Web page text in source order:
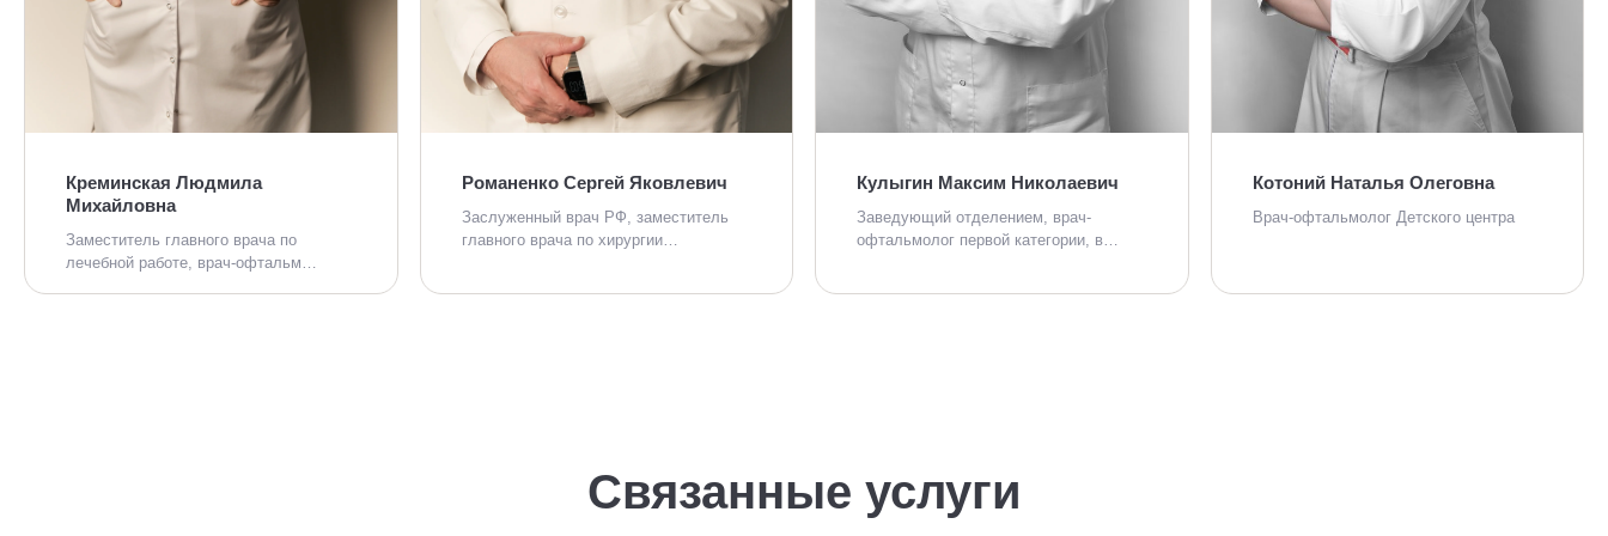
Креминская Людмила
Михайловна
Заместитель главного врача по
лечебной работе, врач-офтальм…
Романенко Сергей Яковлевич
Заслуженный врач РФ, заместитель
главного врача по хирургии…
Кулыгин Максим Николаевич
Заведующий отделением, врач-
офтальмолог первой категории, в…
Котоний Наталья Олеговна
Врач-офтальмолог Детского центра
Связанные услуги